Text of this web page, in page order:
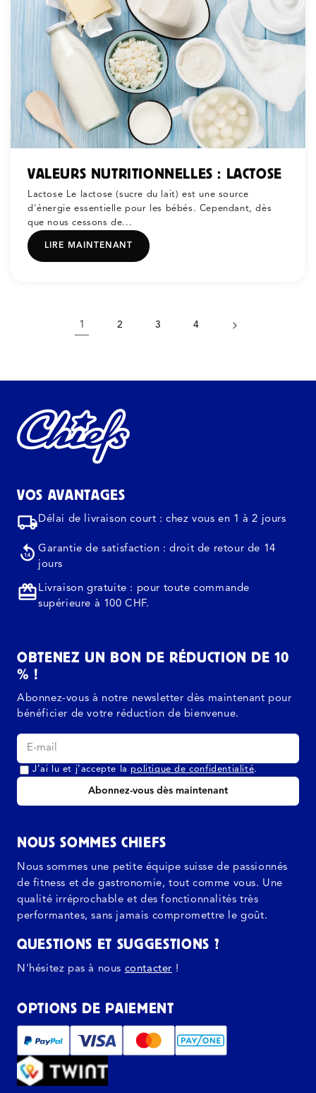
VALEURS NUTRITIONNELLES : LACTOSE
Lactose Le lactose (sucre du lait) est une source
d'énergie essentielle pour les bébés. Cependant, dès
que nous cessons de...
LIRE MAINTENANT
1 2 3 4
VOS AVANTAGES
Délai de livraison court : chez vous en 1 à 2 jours
Garantie de satisfaction : droit de retour de 14
jours
Livraison gratuite : pour toute commande
supérieure à 100 CHF.
OBTENEZ UN BON DE RÉDUCTION DE 10
% !
Abonnez-vous à notre newsletter dès maintenant pour
bénéficier de votre réduction de bienvenue.
J’ai lu et j’accepte la politique de confidentialité.
Abonnez-vous dès maintenant
NOUS SOMMES CHIEFS
Nous sommes une petite équipe suisse de passionnés
de fitness et de gastronomie, tout comme vous. Une
qualité irréprochable et des fonctionnalités très
performantes, sans jamais compromettre le goût.
QUESTIONS ET SUGGESTIONS ?
N'hésitez pas à nous contacter !
OPTIONS DE PAIEMENT